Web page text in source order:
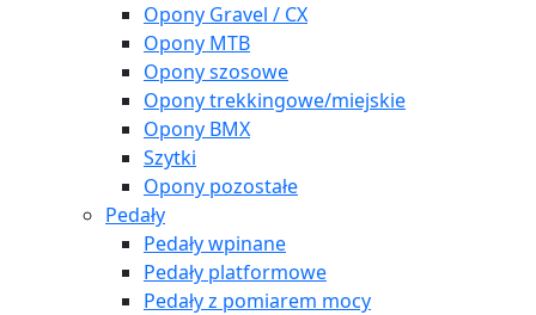
Opony Gravel / CX
Opony MTB
Opony szosowe
Opony trekkingowe/miejskie
Opony BMX
Szytki
Opony pozostałe
Pedały
Pedały wpinane
Pedały platformowe
Pedały z pomiarem mocy